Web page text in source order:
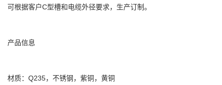
可根据客户C型槽和电缆外径要求，生产订制。
产品信息
材质：Q235，不锈钢，紫铜，黄铜